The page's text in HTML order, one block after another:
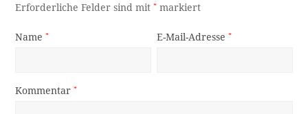
Erforderliche Felder sind mit* markiert
Name* E-Mail-Adresse*
Kommentar*